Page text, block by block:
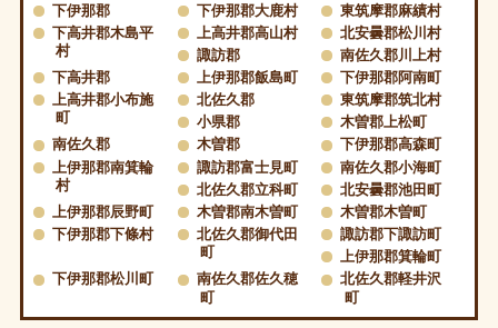
下伊那郡
下伊那郡大鹿村
東筑摩郡麻績村
下高井郡木島平
村
上高井郡高山村
北安曇郡松川村
諏訪郡
南佐久郡川上村
下高井郡
上伊那郡飯島町
下伊那郡阿南町
上高井郡小布施
町
北佐久郡
東筑摩郡筑北村
小県郡
木曽郡上松町
南佐久郡
木曽郡
下伊那郡高森町
上伊那郡南箕輪
村
諏訪郡富士見町
南佐久郡小海町
北佐久郡立科町
北安曇郡池田町
上伊那郡辰野町
木曽郡南木曽町
木曽郡木曽町
下伊那郡下條村
北佐久郡御代田
町
諏訪郡下諏訪町
上伊那郡箕輪町
下伊那郡松川町
南佐久郡佐久穂
町
北佐久郡軽井沢
町